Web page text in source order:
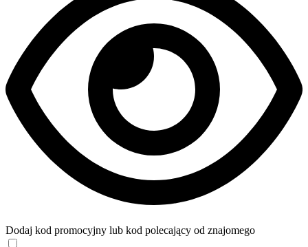
Dodaj kod promocyjny lub kod polecający od znajomego